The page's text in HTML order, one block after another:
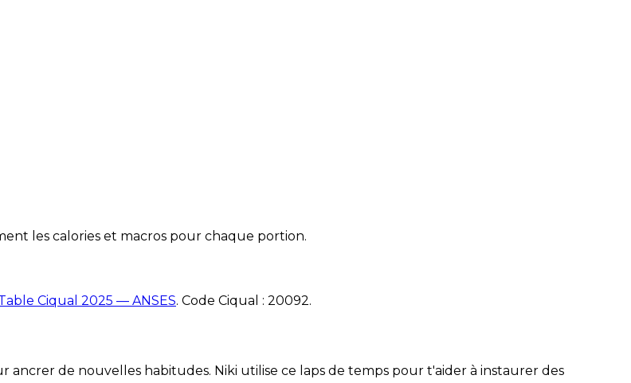
les calories et macros pour chaque portion.
Ciqual 2025 — ANSES. Code Ciqual : 20092.
ancrer de nouvelles habitudes. Niki utilise ce laps de temps pour t'aider à instaurer des